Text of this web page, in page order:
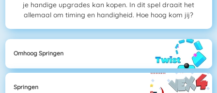
je handige upgrades kan kopen. In dit spel draait het
allemaal om timing en handigheid. Hoe hoog kom jij?
Omhoog Springen
Springen